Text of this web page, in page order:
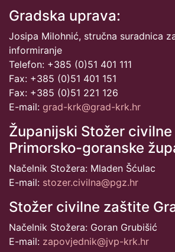
Gradska uprava:
Josipa Milohnić, stručna suradnica
informiranje
Telefon: +385 (0)51 401 111
Fax: +385 (0)51 401 151
Fax: +385 (0)51 221 126
E-mail: grad-krk@grad-krk.hr
Županijski Stožer
Primorsko-goranske
Načelnik Stožera: Mladen Šćulac
E-mail: stozer.civilna@pgz.hr
Stožer civilne zaštite
Načelnik Stožera: Goran Grubišić
E-mail: zapovjednik@jvp-krk.hr